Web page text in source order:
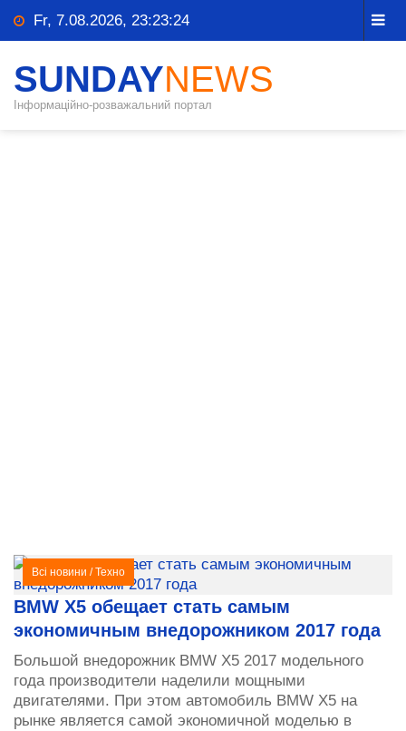
Fr, 7.08.2026, 23:23:24
SUNDAYNEWS
Інформаційно-розважальний портал
Всі новини /Техно
BMW X5 обещает стать самым
экономичным внедорожником 2017 года
Большой внедорожник BMW X5 2017 модельного
года производители наделили мощными
двигателями. При этом автомобиль BMW X5 на
рынке является самой экономичной моделью в